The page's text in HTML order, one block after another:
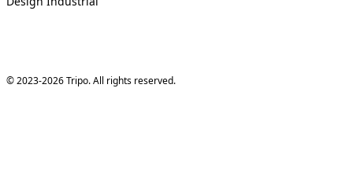
© 2023-2026 Tripo. All rights reserved.